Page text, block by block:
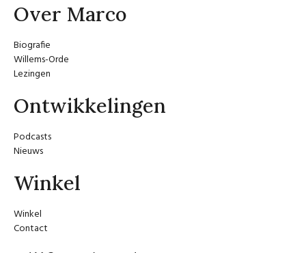
Over Marco
Biografie
Willems-Orde
Lezingen
Ontwikkelingen
Podcasts
Nieuws
Winkel
Winkel
Contact